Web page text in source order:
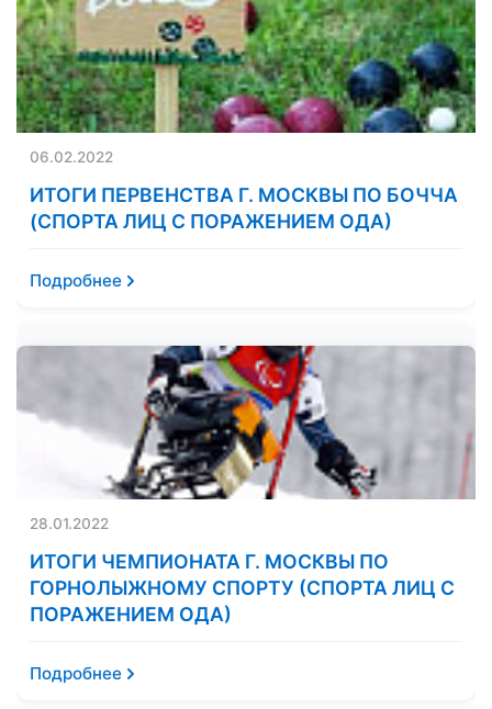
06.02.2022
ИТОГИ ПЕРВЕНСТВА Г. МОСКВЫ ПО БОЧЧА
(СПОРТА ЛИЦ С ПОРАЖЕНИЕМ ОДА)
Подробнее
28.01.2022
ИТОГИ ЧЕМПИОНАТА Г. МОСКВЫ ПО
ГОРНОЛЫЖНОМУ СПОРТУ (СПОРТА ЛИЦ С
ПОРАЖЕНИЕМ ОДА)
Подробнее